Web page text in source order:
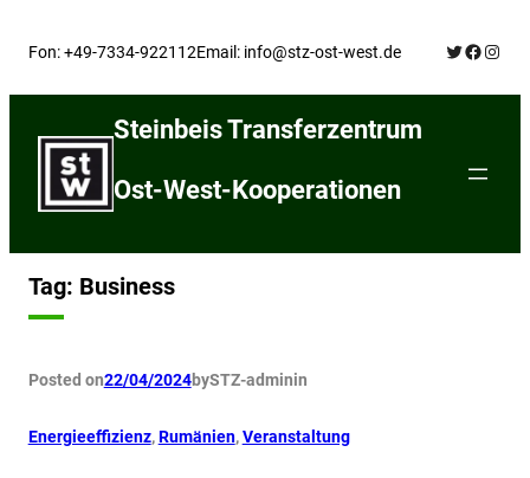
Fon: +49-7334-922112Email: info@stz-ost-west.de Twitter
Steinbeis Transferzentrum
Ost-West-Kooperationen
Tag: Business
Posted on22/04/2024bySTZ-adminin
Energieeffizienz, Rumänien, Veranstaltung